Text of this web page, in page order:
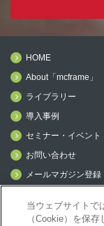
HOME
About「mcframe」
ライブラリー
導入事例
セミナー・イベント
お問い合わせ
メールマガジン登録
当ウェブサイトで
（Cookie）を保